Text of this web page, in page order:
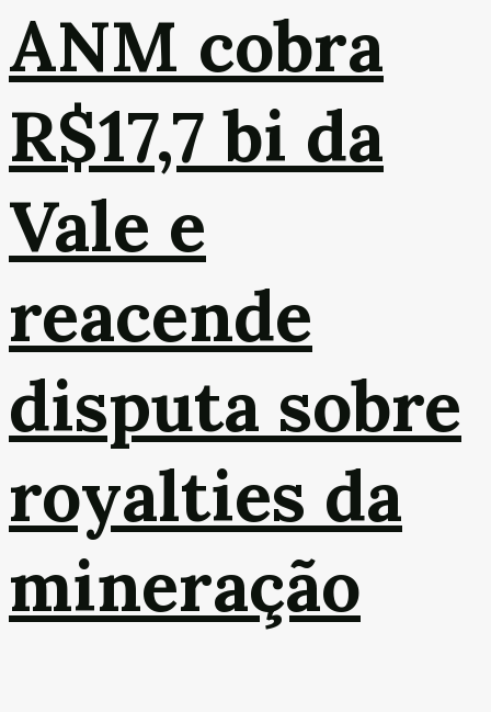
ANM cobra
R$17,7 bi da
Vale e
reacende
disputa sobre
royalties da
mineração